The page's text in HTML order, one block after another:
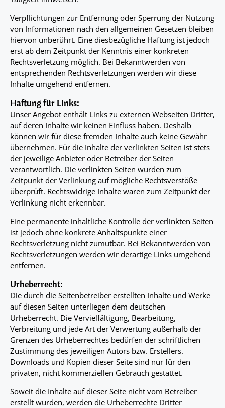
Verpflichtungen zur Entfernung oder Sperrung der Nutzung
von Informationen nach den allgemeinen Gesetzen bleiben
hiervon unberührt. Eine diesbezügliche Haftung ist jedoch
erst ab dem Zeitpunkt der Kenntnis einer konkreten
Rechtsverletzung möglich. Bei Bekanntwerden von
entsprechenden Rechtsverletzungen werden wir diese
Inhalte umgehend entfernen.
Haftung für Links:
Unser Angebot enthält Links zu externen Webseiten Dritter,
auf deren Inhalte wir keinen Einfluss haben. Deshalb
können wir für diese fremden Inhalte auch keine Gewähr
übernehmen. Für die Inhalte der verlinkten Seiten ist stets
der jeweilige Anbieter oder Betreiber der Seiten
verantwortlich. Die verlinkten Seiten wurden zum
Zeitpunkt der Verlinkung auf mögliche Rechtsverstöße
überprüft. Rechtswidrige Inhalte waren zum Zeitpunkt der
Verlinkung nicht erkennbar.
Eine permanente inhaltliche Kontrolle der verlinkten Seiten
ist jedoch ohne konkrete Anhaltspunkte einer
Rechtsverletzung nicht zumutbar. Bei Bekanntwerden von
Rechtsverletzungen werden wir derartige Links umgehend
entfernen.
Urheberrecht:
Die durch die Seitenbetreiber erstellten Inhalte und Werke
auf diesen Seiten unterliegen dem deutschen
Urheberrecht. Die Vervielfältigung, Bearbeitung,
Verbreitung und jede Art der Verwertung außerhalb der
Grenzen des Urheberrechtes bedürfen der schriftlichen
Zustimmung des jeweiligen Autors bzw. Erstellers.
Downloads und Kopien dieser Seite sind nur für den
privaten, nicht kommerziellen Gebrauch gestattet.
Soweit die Inhalte auf dieser Seite nicht vom Betreiber
erstellt wurden, werden die Urheberrechte Dritter